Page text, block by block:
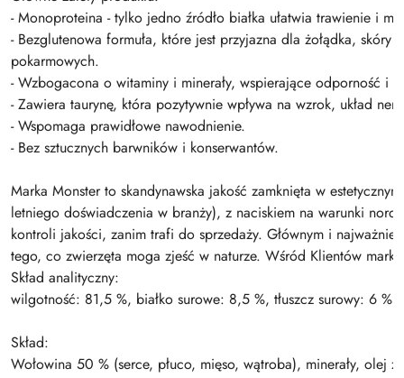
-Monoproteina - tylko jedno źródło białka ułatwia trawienie i
-Bezglutenowa formuła, które jest przyjazna dla żołądka,
pokarmowych.
-Wzbogacona o witaminy i minerały, wspierające odporność i
- Zawiera taurynę, która pozytywnie wpływa na wzrok, układ
- Wspomaga prawidłowe nawodnienie.
- Bez sztucznych barwników i konserwantów.
Marka Monster to skandynawska jakość zamknięta w
letniego doświadczenia w branży), z naciskiem na warunki
kontroli jakości, zanim trafi do sprzedaży. Głównym i
tego, co zwierzęta moga zjeść w naturze. Wśród Klientów
Skład analityczny:
wilgotność: 81,5 %, białko surowe: 8,5 %, tłuszcz surowy: 6
Skład:
Wołowina 50 % (serce, płuco, mięso, wątroba), minerały, olej z